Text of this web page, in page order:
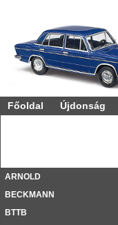
Főoldal Újdonság
ARNOLD
BECKMANN
BTTB